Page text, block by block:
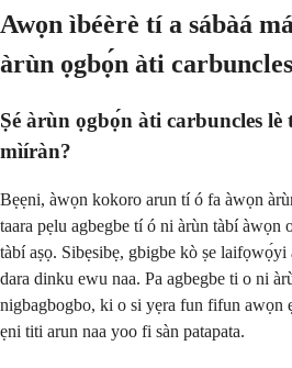
Awọn ìbéèrè tí a sábàá
àrùn ọgbọ́n àti carbuncles
Ṣé àrùn ọgbọ́n àti carbuncles lè
mìíràn?
Bẹẹni, àwọn kokoro arun tí ó fa àwọn
taara pẹlu agbegbe tí ó ni àrùn tàbí àwọn
tàbí aṣọ. Sibẹsibẹ, gbigbe kò ṣe
dara dinku ewu naa. Pa agbegbe ti o ni
nigbagbogbo, ki o si yẹra fun fifun awọn
ẹni titi arun naa yoo fi sàn patapata.